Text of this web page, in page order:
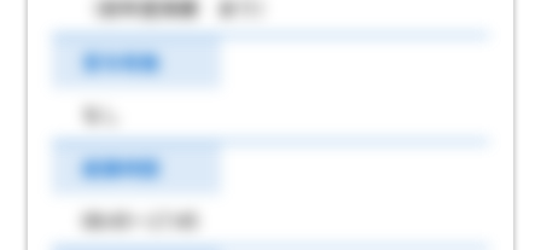
（前年度実績 あり）
賞与有無
なし
就業時間
08:45～17:45